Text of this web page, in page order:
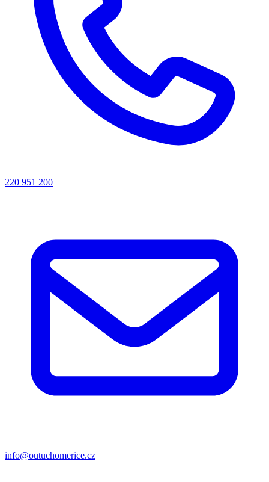
220 951 200
info@outuchomerice.cz